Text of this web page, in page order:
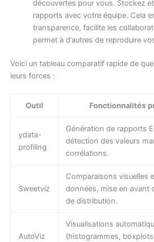
découvertes pour vous. Stockez
rapports avec votre équipe. Cela
transparence, facilite les
permet à d’autres de reproduire
Voici un tableau comparatif rapide de
leurs forces :
Outil Fonctionnalités
ydata-
profiling
Génération de rapports
détection des valeurs
corrélations.
Sweetviz
Comparaisons visuelles
données, mise en avant
de distribution.
AutoViz
Visualisations
(histogrammes,